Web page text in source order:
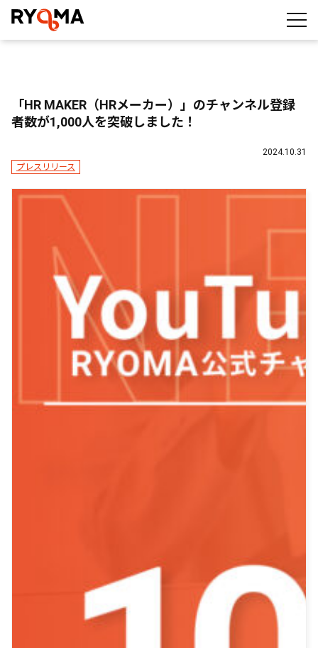
株式会社RYOMA
「HR MAKER（HRメーカー）」のチャンネル登録
者数が1,000人を突破しました！
2024.10.31
プレスリリース